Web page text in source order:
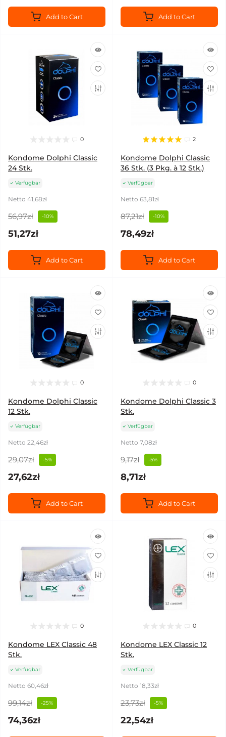
Add to Cart Add to Cart
0
Kondome Dolphi Classic
24 Stk.
Verfügbar
Netto 41,68zł
56,97zł -10%
51,27zł
Add to Cart
2
Kondome Dolphi Classic
36 Stk. (3 Pkg. à 12 Stk.)
Verfügbar
Netto 63,81zł
87,21zł -10%
78,49zł
Add to Cart
0
Kondome Dolphi Classic
12 Stk.
Verfügbar
Netto 22,46zł
29,07zł -5%
27,62zł
Add to Cart
0
Kondome Dolphi Classic 3
Stk.
Verfügbar
Netto 7,08zł
9,17zł -5%
8,71zł
Add to Cart
0
Kondome LEX Classic 48
Stk.
Verfügbar
Netto 60,46zł
99,14zł -25%
74,36zł
0
Kondome LEX Classic 12
Stk.
Verfügbar
Netto 18,33zł
23,73zł -5%
22,54zł